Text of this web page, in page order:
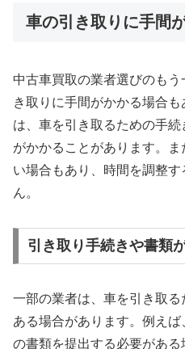
車の引き取りに手間
中古車買取の業者選びのもう
き取りに手間がかかる場合
は、車を引き取るための手
がかかることがあります。
い場合もあり、時間を調整
ん。
引き取り手続きや書類
一部の業者は、車を引き取
ある場合があります。例え
の書類を提出する必要があ